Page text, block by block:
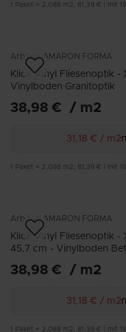
Paket = 2,088 m2 81,39 € mit
Arbiton AMARON FORMA
Klick Vinyl Fliesenoptik -
Vinylboden Granitoptik
38,98 € / m2
31,18 € / m2
Paket = 2,088 m2 81,39 € mit
Arbiton AMARON FORMA
Klick Vinyl Fliesenoptik -
45,7 cm - Vinylboden
38,98 € / m2
31,18 € / m2
Paket = 2,088 m2 81,39 € mit